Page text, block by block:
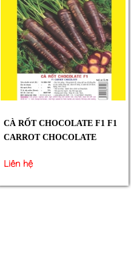
CÀ RỐT CHOCOLATE F1 F1
CARROT CHOCOLATE
Liên hệ